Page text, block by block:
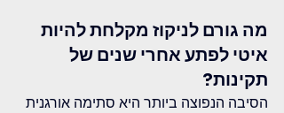
מה גורם לניקוז מקלחת להיות
איטי לפתע אחרי שנים של
תקינות?
הסיבה הנפוצה ביותר היא סתימה אורגנית